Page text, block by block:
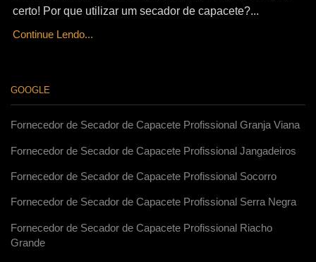
certo! Por que utilizar um secador de capacete?...
Continue Lendo...
GOOGLE
Fornecedor de Secador de Capacete Profissional Granja Viana
Fornecedor de Secador de Capacete Profissional Jangadeiros
Fornecedor de Secador de Capacete Profissional Socorro
Fornecedor de Secador de Capacete Profissional Serra Negra
Fornecedor de Secador de Capacete Profissional Riacho
Grande